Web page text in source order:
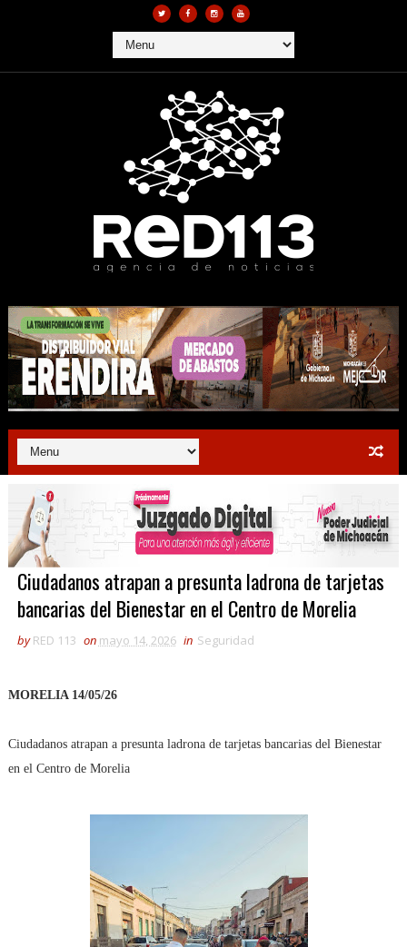
Ciudadanos atrapan a presunta ladrona de tarjetas
bancarias del Bienestar en el Centro de Morelia
by RED 113 on mayo 14, 2026 in Seguridad
MORELIA 14/05/26
Ciudadanos atrapan a presunta ladrona de tarjetas bancarias del Bienestar
en el Centro de Morelia